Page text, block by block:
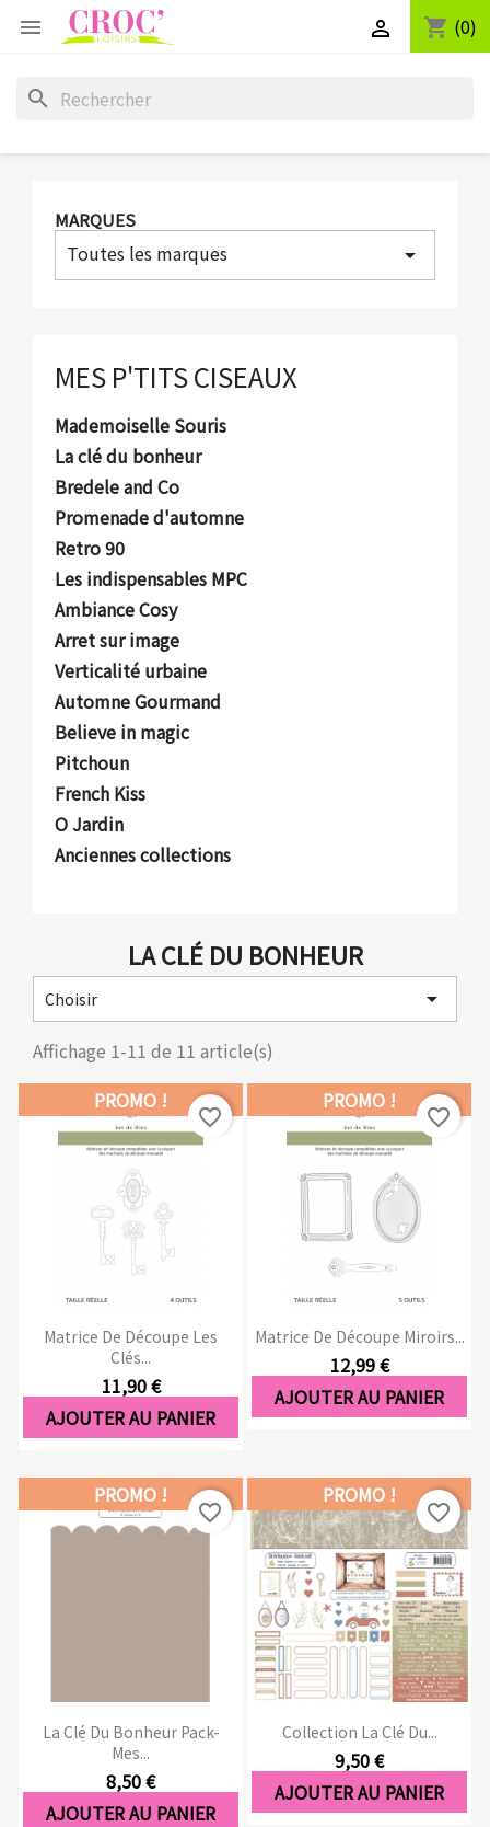
 shopping_cart (0)

search
MARQUES
Toutes les marques arrow_drop_down
MES P'TITS CISEAUX
Mademoiselle Souris
La clé du bonheur
Bredele and Co
Promenade d'automne
Retro 90
Les indispensables MPC
Ambiance Cosy
Arret sur image
Verticalité urbaine
Automne Gourmand
Believe in magic
Pitchoun
French Kiss
O Jardin
Anciennes collections
LA CLÉ DU BONHEUR
Choisir

Affichage 1-11 de 11 article(s)
Matrice De Découpe Les
Clés...
11,90 €
AJOUTER AU PANIER
PROMO !
favorite_border
Matrice De Découpe Miroirs...
12,99 €
AJOUTER AU PANIER
PROMO !
favorite_border
La Clé Du Bonheur Pack-
Mes...
8,50 €
AJOUTER AU PANIER
PROMO !
favorite_border
Collection La Clé Du...
9,50 €
AJOUTER AU PANIER
PROMO !
favorite_border